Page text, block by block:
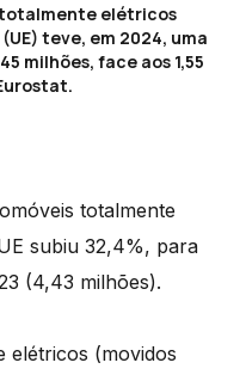
totalmente elétricos
teve, em 2024, uma
milhões, face aos 1,55
totalmente
subiu 32,4%, para
(4,43 milhões).
elétricos (movidos